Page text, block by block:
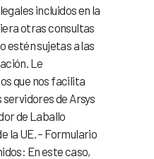
incluidos en la
otras consultas
estén sujetas a las
Le
que nos facilita
de Arsys
de Laballo
la UE. – Formulario
En este caso,